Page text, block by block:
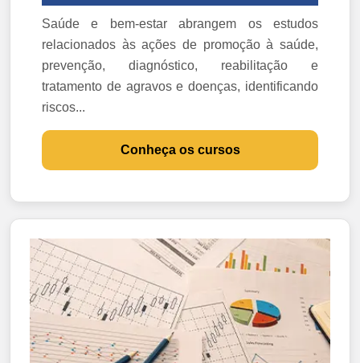
Saúde e bem-estar abrangem os estudos
relacionados às ações de promoção à saúde,
prevenção, diagnóstico, reabilitação e
tratamento de agravos e doenças, identificando
riscos...
Conheça os cursos